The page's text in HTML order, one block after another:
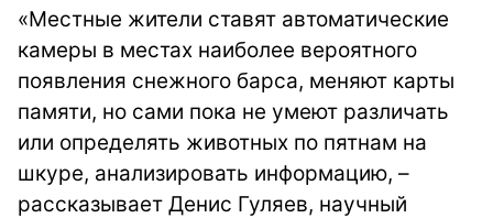
«Местные жители ставят автоматические
камеры в местах наиболее вероятного
появления снежного барса, меняют карты
памяти, но сами пока не умеют различать
или определять животных по пятнам на
шкуре, анализировать информацию, –
рассказывает Денис Гуляев, научный